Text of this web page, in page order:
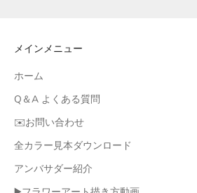
メインメニュー
ホーム
Q＆A よくある質問
✉️お問い合わせ
全カラー見本ダウンロード
アンバサダー紹介